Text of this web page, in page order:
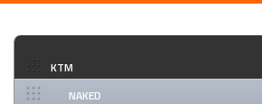
KTM
NAKED